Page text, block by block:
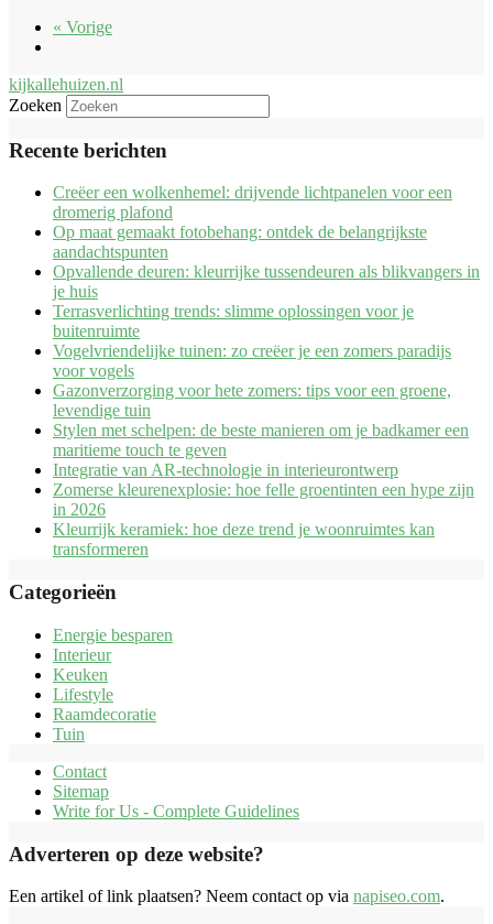
« Vorige
kijkallehuizen.nl
Zoeken
Recente berichten
Creëer een wolkenhemel: drijvende lichtpanelen voor een
dromerig plafond
Op maat gemaakt fotobehang: ontdek de belangrijkste
aandachtspunten
Opvallende deuren: kleurrijke tussendeuren als blikvangers in
je huis
Terrasverlichting trends: slimme oplossingen voor je
buitenruimte
Vogelvriendelijke tuinen: zo creëer je een zomers paradijs
voor vogels
Gazonverzorging voor hete zomers: tips voor een groene,
levendige tuin
Stylen met schelpen: de beste manieren om je badkamer een
maritieme touch te geven
Integratie van AR-technologie in interieurontwerp
Zomerse kleurenexplosie: hoe felle groentinten een hype zijn
in 2026
Kleurrijk keramiek: hoe deze trend je woonruimtes kan
transformeren
Categorieën
Energie besparen
Interieur
Keuken
Lifestyle
Raamdecoratie
Tuin
Contact
Sitemap
Write for Us - Complete Guidelines
Adverteren op deze website?
Een artikel of link plaatsen? Neem contact op via napiseo.com.